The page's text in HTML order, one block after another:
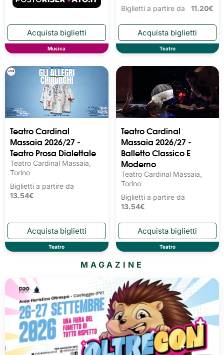
Musica
Biglietti a partire da 11.20€
Teatro
Teatro Cardinal
Massaia 2026/27 -
Teatro Prosa Dialettale
Teatro Cardinal Massaia,
Torino
Biglietti a partire da
13.54€
Teatro
Teatro Cardinal
Massaia 2026/27 -
Balletto Classico E
Moderno
Teatro Cardinal Massaia,
Torino
Biglietti a partire da
13.54€
Teatro
MAGAZINE